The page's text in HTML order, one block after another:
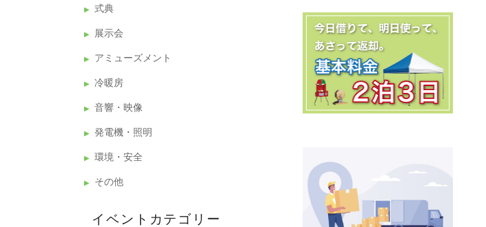
式典
展示会
アミューズメント
冷暖房
音響・映像
発電機・照明
環境・安全
その他
イベントカテゴリー